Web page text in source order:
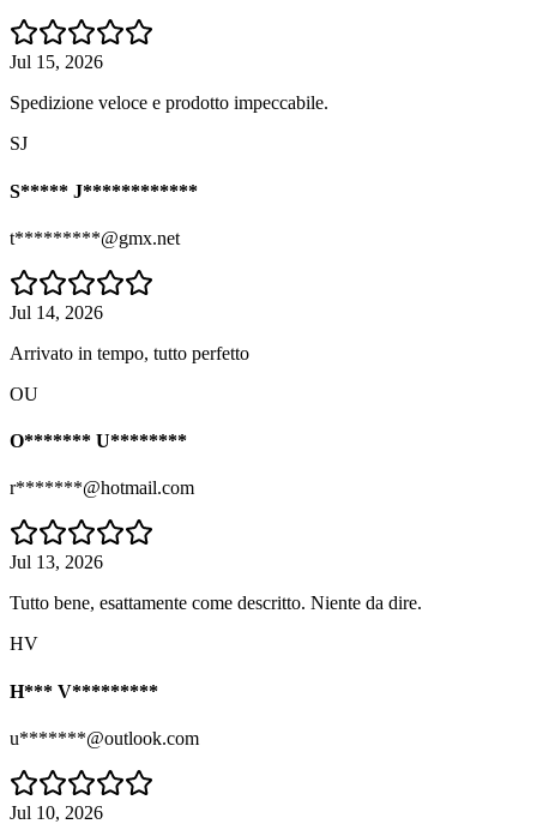
Jul 15, 2026
Spedizione veloce e prodotto impeccabile.
SJ
S***** J************
t*********@gmx.net
Jul 14, 2026
Arrivato in tempo, tutto perfetto
OU
O******* U********
r*******@hotmail.com
Jul 13, 2026
Tutto bene, esattamente come descritto. Niente da dire.
HV
H*** V*********
u*******@outlook.com
Jul 10, 2026